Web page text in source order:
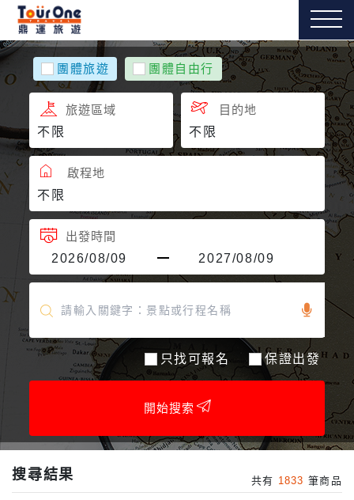
團體旅遊 團體自由行
旅遊區域 目的地
啟程地
出發時間
只找可報名 保證出發
開始搜索
搜尋結果 共有 1833 筆商品